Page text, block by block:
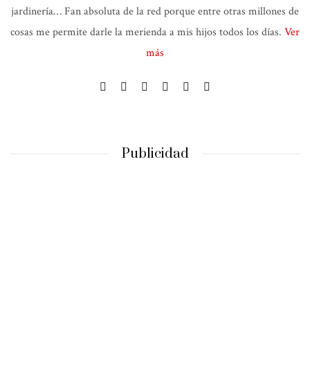
jardinería… Fan absoluta de la red porque entre otras millones de
cosas me permite darle la merienda a mis hijos todos los días. Ver
más
Publicidad